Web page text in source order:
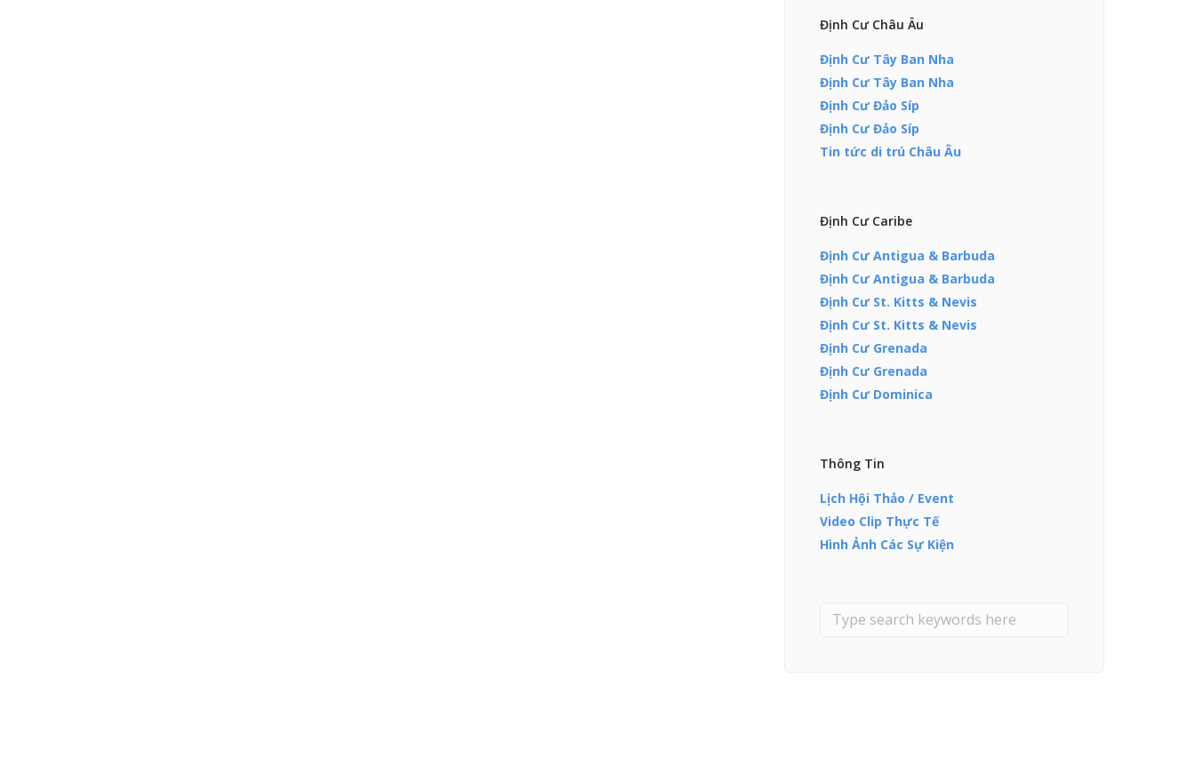
Định Cư Châu Âu
Định Cư Tây Ban Nha
Định Cư Tây Ban Nha
Định Cư Đảo Síp
Định Cư Đảo Síp
Tin tức di trú Châu Âu
Định Cư Caribe
Định Cư Antigua & Barbuda
Định Cư Antigua & Barbuda
Định Cư St. Kitts & Nevis
Định Cư St. Kitts & Nevis
Định Cư Grenada
Định Cư Grenada
Định Cư Dominica
Thông Tin
Lịch Hội Thảo / Event
Video Clip Thực Tế
Hình Ảnh Các Sự Kiện